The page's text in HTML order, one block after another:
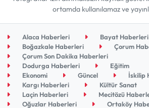
ortamda kullanılamaz ve
Alaca Haberleri
Bayat Haberleri
Boğazkale Haberleri
Çorum
Çorum Son Dakika Haberleri
Dodurga Haberleri
Eğitim
Ekonomi
Güncel
İskilip
Kargı Haberleri
Kültür Sanat
Laçin Haberleri
Mecitözü
Oğuzlar Haberleri
Ortaköy